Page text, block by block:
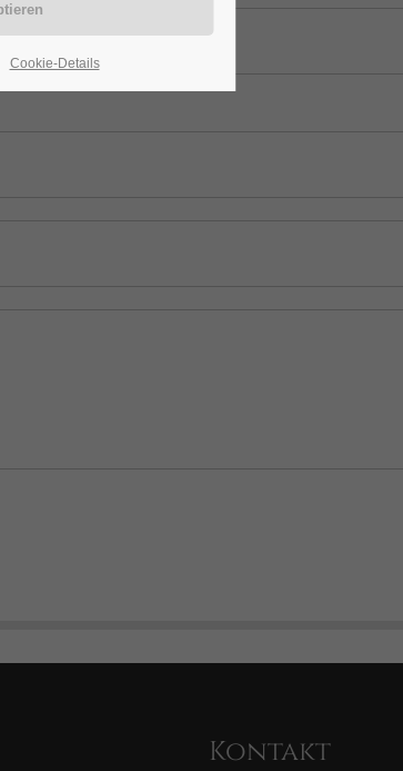
Kontakt
Cookie-Details